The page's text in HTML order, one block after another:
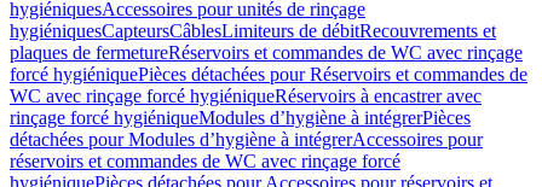
hygiéniquesAccessoires pour unités de rinçage
hygiéniquesCapteursCâblesLimiteurs de débitRecouvrements et
plaques de fermetureRéservoirs et commandes de WC avec rinçage
forcé hygiéniquePièces détachées pour Réservoirs et commandes de
WC avec rinçage forcé hygiéniqueRéservoirs à encastrer avec
rinçage forcé hygiéniqueModules d’hygiène à intégrerPièces
détachées pour Modules d’hygiène à intégrerAccessoires pour
réservoirs et commandes de WC avec rinçage forcé
hygiéniquePièces détachées pour Accessoires pour réservoirs et